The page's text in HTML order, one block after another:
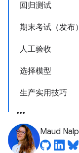
回归测试
期末考试（发布）
人工验收
选择模型
生产实用技巧
Maud